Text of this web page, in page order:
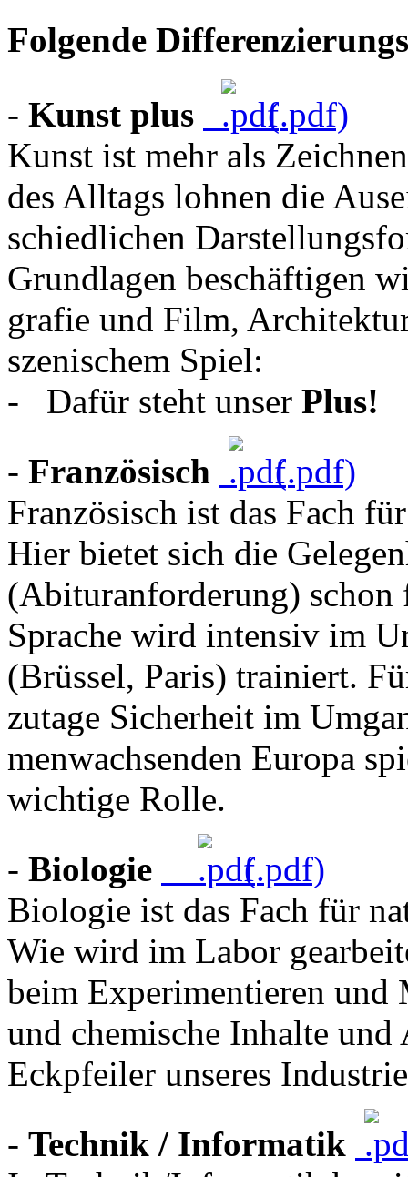
Folgende
- Kunst plus
(.pdf)
Kunst ist mehr als
des Alltags lohnen die
schiedlichen
Grundlagen beschäftigen
grafie und Film,
szenischem Spiel:
- Dafür steht unser Plus!
- Französisch
(.pdf)
Französisch ist das Fach
Hier bietet sich die
(Abituranforderung)
Sprache wird intensiv im
(Brüssel, Paris) trainiert.
zu­tage Sicher­heit im
men­wachsen­den Europa
wichtige Rolle.
- Biologie
(.pdf)
Biologie ist das Fach für
Wie wird im Labor
beim Ex­peri­men­tieren
und chemische Inhalte
Eckpfeiler unseres
- Technik / Informatik